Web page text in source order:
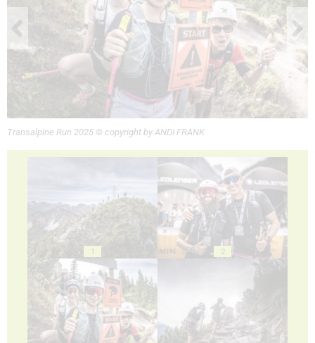
Transalpine Run 2025 © copyright by ANDI FRANK
1 2